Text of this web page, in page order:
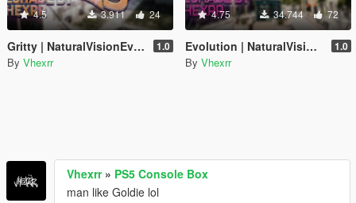
4.5 3.911 24
Gritty | NaturalVisionEvolved | Reshade 1.0
By Vhexrr
4.75 34.744 72
Evolution | NaturalVisionEvolved | Reshade 1.0
By Vhexrr
Vhexrr» PS5 Console Box
man like Goldie lol